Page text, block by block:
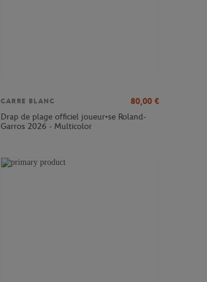
CARRE BLANC 80,00 €
Drap de plage officiel joueur•se Roland-
Garros 2026 - Multicolor